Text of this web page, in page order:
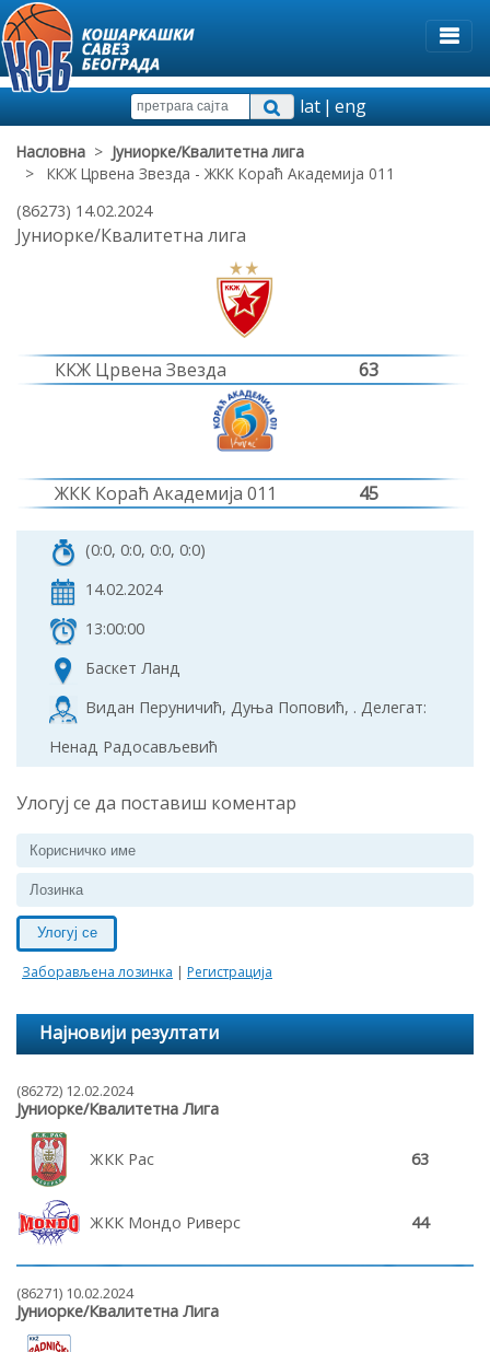
lat|eng
Насловна > Јуниорке/Квалитетна лига
> ККЖ Црвена Звезда - ЖКК Кораћ Академија 011
(86273) 14.02.2024
Јуниорке/Квалитетна лига
ККЖ Црвена Звезда 63
ЖКК Кораћ Академија 011 45
(0:0, 0:0, 0:0, 0:0)
14.02.2024
13:00:00
Баскет Ланд
Видан Перуничић, Дуња Поповић, . Делегат:
Ненад Радосављевић
Улогуј се да поставиш коментар
Улогуј се
Заборављена лозинка | Регистрација
Најновији резултати
(86272) 12.02.2024
Јуниорке/Квалитетна Лига
ЖКК Рас 63
ЖКК Мондо Риверс 44
(86271) 10.02.2024
Јуниорке/Квалитетна Лига